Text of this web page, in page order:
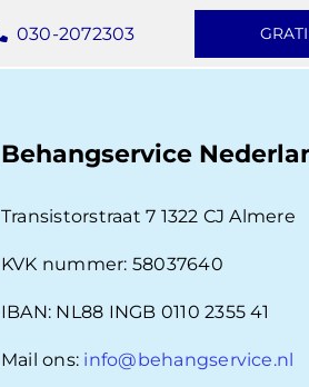
030-2072303
Behangservice
Transistorstraat 7 1322 CJ Almere
KVK nummer: 58037640
IBAN: NL88 INGB 0110 2355 41
Mail ons: info@behangservice.nl